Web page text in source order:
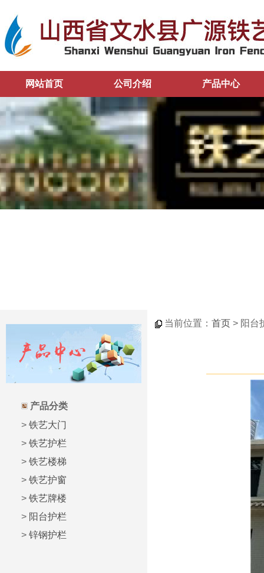
网站首页 公司介绍 产品中心
产品分类
> 铁艺大门
> 铁艺护栏
> 铁艺楼梯
> 铁艺护窗
> 铁艺牌楼
> 阳台护栏
> 锌钢护栏
当前位置： 首页 > 阳台